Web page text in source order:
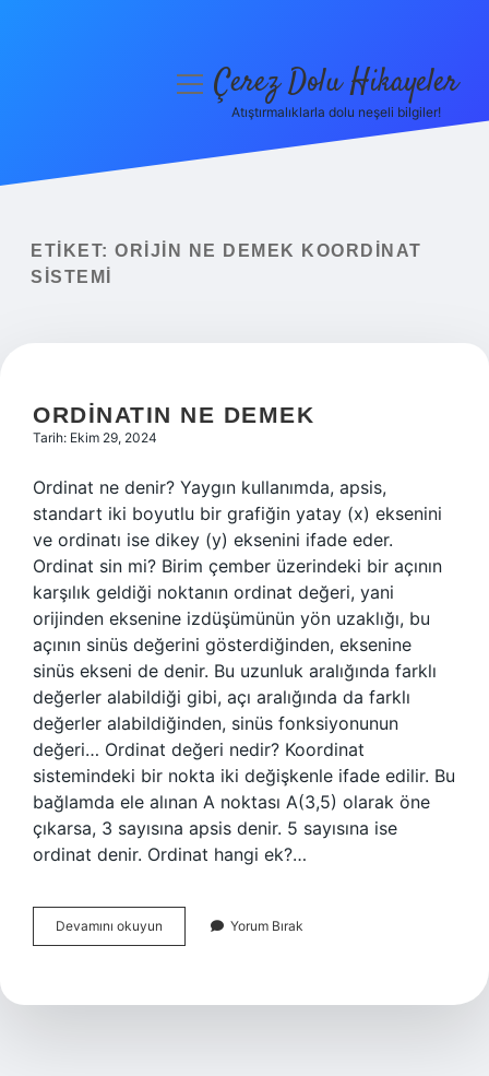
Yasal Uyarı
menüyüÇerez Dolu Hikayeler
Atıştırmalıklarla dolu neşeli bilgiler!
ETIKET: ORIJIN NE DEMEK KOORDINAT
SISTEMI
ORDINATIN NE DEMEK
Tarih: Ekim 29, 2024
Ordinat ne denir? Yaygın kullanımda, apsis,
standart iki boyutlu bir grafiğin yatay (x) eksenini
ve ordinatı ise dikey (y) eksenini ifade eder.
Ordinat sin mi? Birim çember üzerindeki bir açının
karşılık geldiği noktanın ordinat değeri, yani
orijinden eksenine izdüşümünün yön uzaklığı, bu
açının sinüs değerini gösterdiğinden, eksenine
sinüs ekseni de denir. Bu uzunluk aralığında farklı
değerler alabildiği gibi, açı aralığında da farklı
değerler alabildiğinden, sinüs fonksiyonunun
değeri… Ordinat değeri nedir? Koordinat
sistemindeki bir nokta iki değişkenle ifade edilir. Bu
bağlamda ele alınan A noktası A(3,5) olarak öne
çıkarsa, 3 sayısına apsis denir. 5 sayısına ise
ordinat denir. Ordinat hangi ek?…
Devamını okuyun Ordinatın
Ne
Yorum Bırak